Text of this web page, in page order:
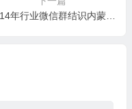
2014年行业微信群结识内蒙客户：棉纱羊毛混放十年，我们现场分拣，帮他从“统货”变“精品”